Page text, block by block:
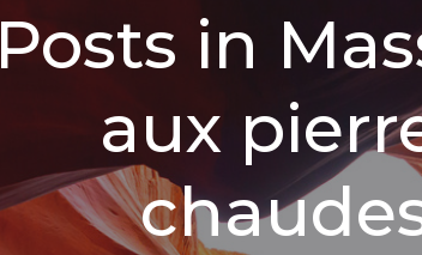
Posts in
aux